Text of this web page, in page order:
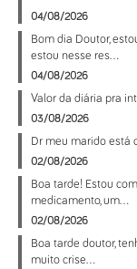
04/08/2026
Bom dia Doutor,
estou nesse res...
04/08/2026
Valor da diária pra
03/08/2026
Dr meu marido está
02/08/2026
Boa tarde! Estou
medicamento, um...
02/08/2026
Boa tarde doutor,
muito crise...